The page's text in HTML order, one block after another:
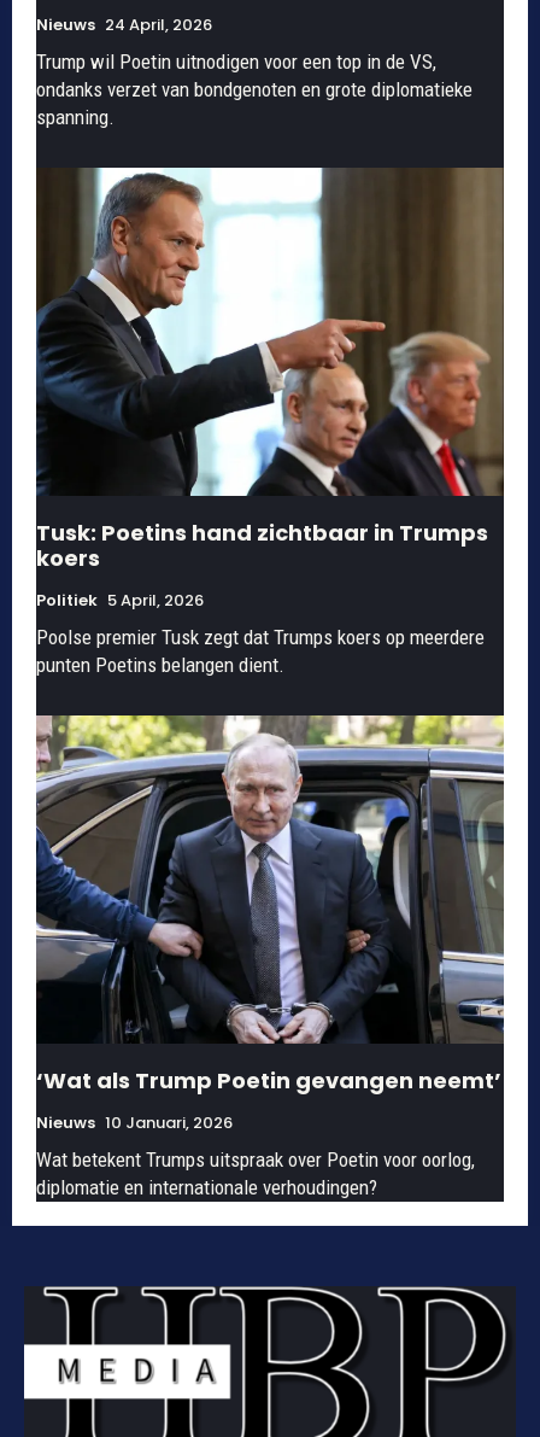
Nieuws 24 April, 2026
Trump wil Poetin uitnodigen voor een top in de VS,
ondanks verzet van bondgenoten en grote diplomatieke
spanning.
Tusk: Poetins hand zichtbaar in Trumps
koers
Politiek 5 April, 2026
Poolse premier Tusk zegt dat Trumps koers op meerdere
punten Poetins belangen dient.
‘Wat als Trump Poetin gevangen neemt’
Nieuws 10 Januari, 2026
Wat betekent Trumps uitspraak over Poetin voor oorlog,
diplomatie en internationale verhoudingen?